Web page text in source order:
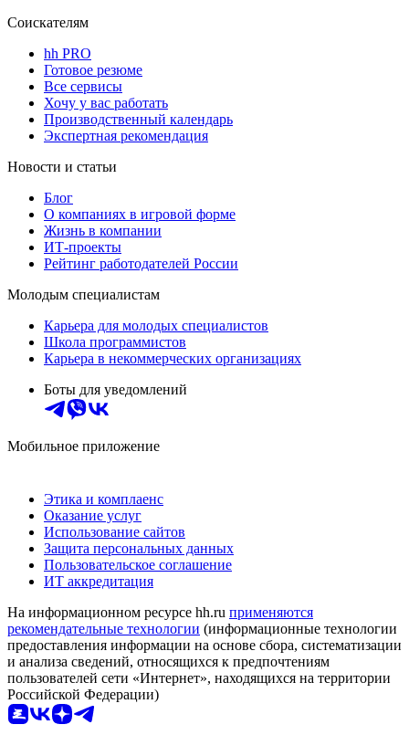
Соискателям
hh PRO
Готовое резюме
Все сервисы
Хочу у вас работать
Производственный календарь
Экспертная рекомендация
Новости и статьи
Блог
О компаниях в игровой форме
Жизнь в компании
ИТ-проекты
Рейтинг работодателей России
Молодым специалистам
Карьера для молодых специалистов
Школа программистов
Карьера в некоммерческих организациях
Боты для уведомлений
Мобильное приложение
Этика и комплаенс
Оказание услуг
Использование сайтов
Защита персональных данных
Пользовательское соглашение
ИТ аккредитация
На информационном ресурсе hh.ru применяются
рекомендательные технологии (информационные технологии
предоставления информации на основе сбора, систематизации
и анализа сведений, относящихся к предпочтениям
пользователей сети «Интернет», находящихся на территории
Российской Федерации)